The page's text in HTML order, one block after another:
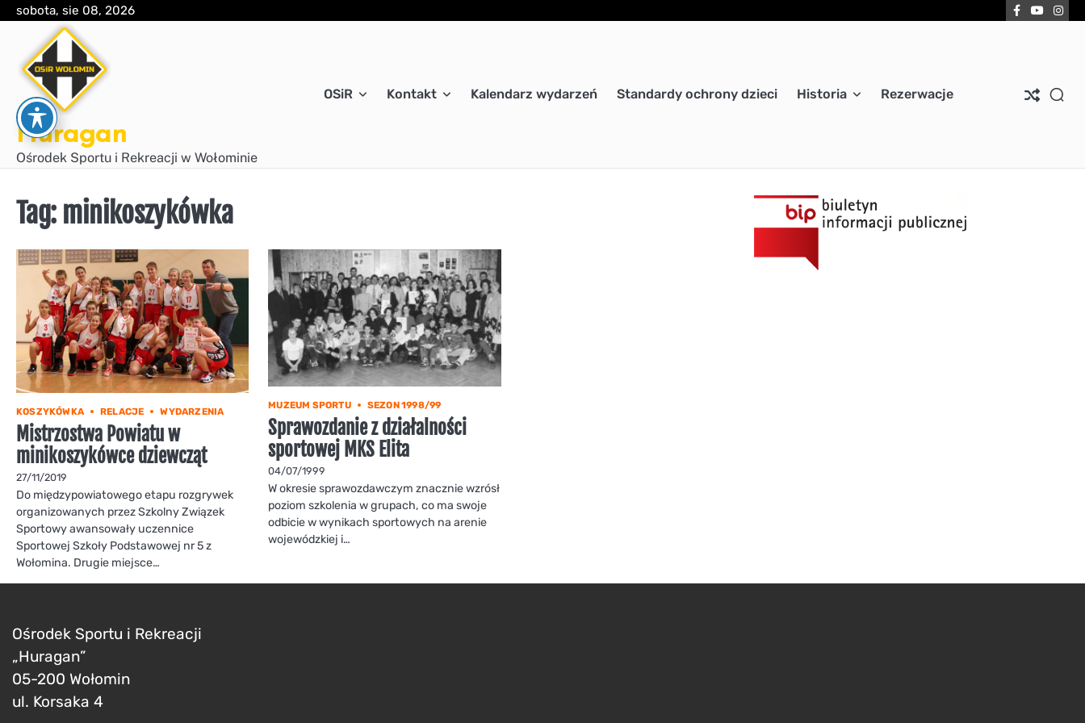
Skip
content
sobota, sie 08, 2026 Facebook
Huragan
Ośrodek Sportu i Rekreacji w Wołominie
OSiR Kontakt Kalendarz wydarzeń Standardy ochrony dzieci Historia Rezerwacje
Tag: minikoszykówka
KOSZYKÓWKA RELACJE WYDARZENIA
Mistrzostwa Powiatu w
minikoszykówce dziewcząt
27/11/2019
Do międzypowiatowego etapu rozgrywek
organizowanych przez Szkolny Związek
Sportowy awansowały uczennice
Sportowej Szkoły Podstawowej nr 5 z
Wołomina. Drugie miejsce…
MUZEUM SPORTU SEZON 1998/99
Sprawozdanie z działalności
sportowej MKS Elita
04/07/1999
W okresie sprawozdawczym znacznie wzrósł
poziom szkolenia w grupach, co ma swoje
odbicie w wynikach sportowych na arenie
wojewódzkiej i…
Ośrodek Sportu i Rekreacji
„Huragan”
05-200 Wołomin
ul. Korsaka 4